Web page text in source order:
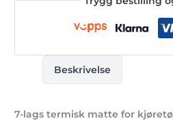
Beskrivelse
7-lags termisk matte for